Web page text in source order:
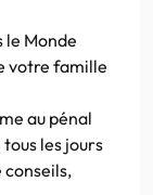
le Monde
votre famille
au pénal
les jours